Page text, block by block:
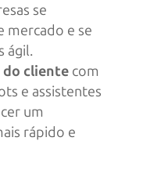
se
mercado e se
ágil.
do clientecom
e assistentes
um
rápido e